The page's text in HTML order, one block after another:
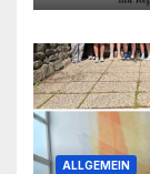
ALLGEMEIN